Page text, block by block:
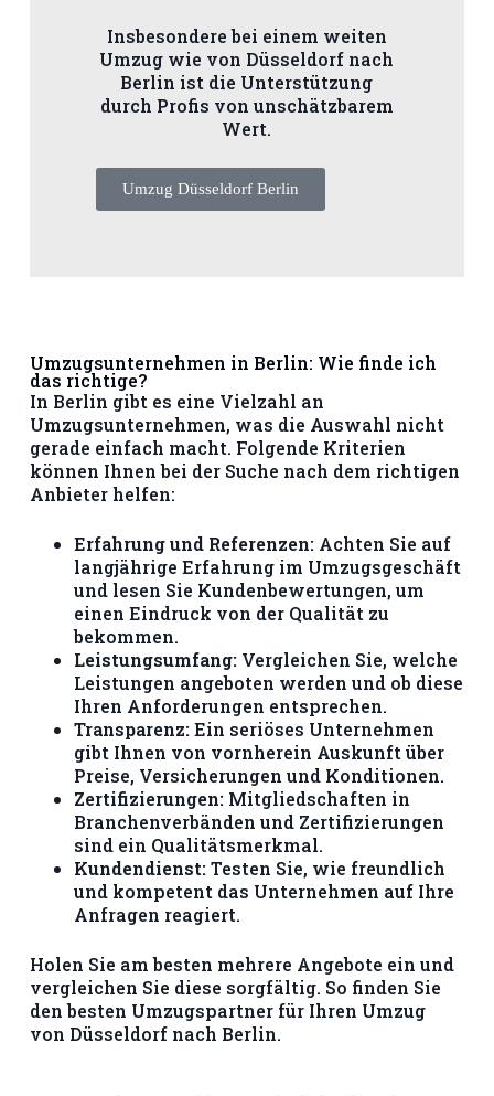
Insbesondere bei einem weiten
Umzug wie von Düsseldorf nach
Berlin ist die Unterstützung
durch Profis von unschätzbarem
Wert.
Umzug Düsseldorf Berlin
Umzugsunternehmen in Berlin: Wie finde ich
das richtige?
In Berlin gibt es eine Vielzahl an
Umzugsunternehmen, was die Auswahl nicht
gerade einfach macht. Folgende Kriterien
können Ihnen bei der Suche nach dem richtigen
Anbieter helfen:
Erfahrung und Referenzen:Achten Sie auf
langjährige Erfahrung im Umzugsgeschäft
und lesen Sie Kundenbewertungen, um
einen Eindruck von der Qualität zu
bekommen.
Leistungsumfang:Vergleichen Sie, welche
Leistungen angeboten werden und ob diese
Ihren Anforderungen entsprechen.
Transparenz:Ein seriöses Unternehmen
gibt Ihnen von vornherein Auskunft über
Preise, Versicherungen und Konditionen.
Zertifizierungen:Mitgliedschaften in
Branchenverbänden und Zertifizierungen
sind ein Qualitätsmerkmal.
Kundendienst:Testen Sie, wie freundlich
und kompetent das Unternehmen auf Ihre
Anfragen reagiert.
Holen Sie am besten mehrere Angebote ein und
vergleichen Sie diese sorgfältig. So finden Sie
den besten Umzugspartner für Ihren Umzug
von Düsseldorf nach Berlin.